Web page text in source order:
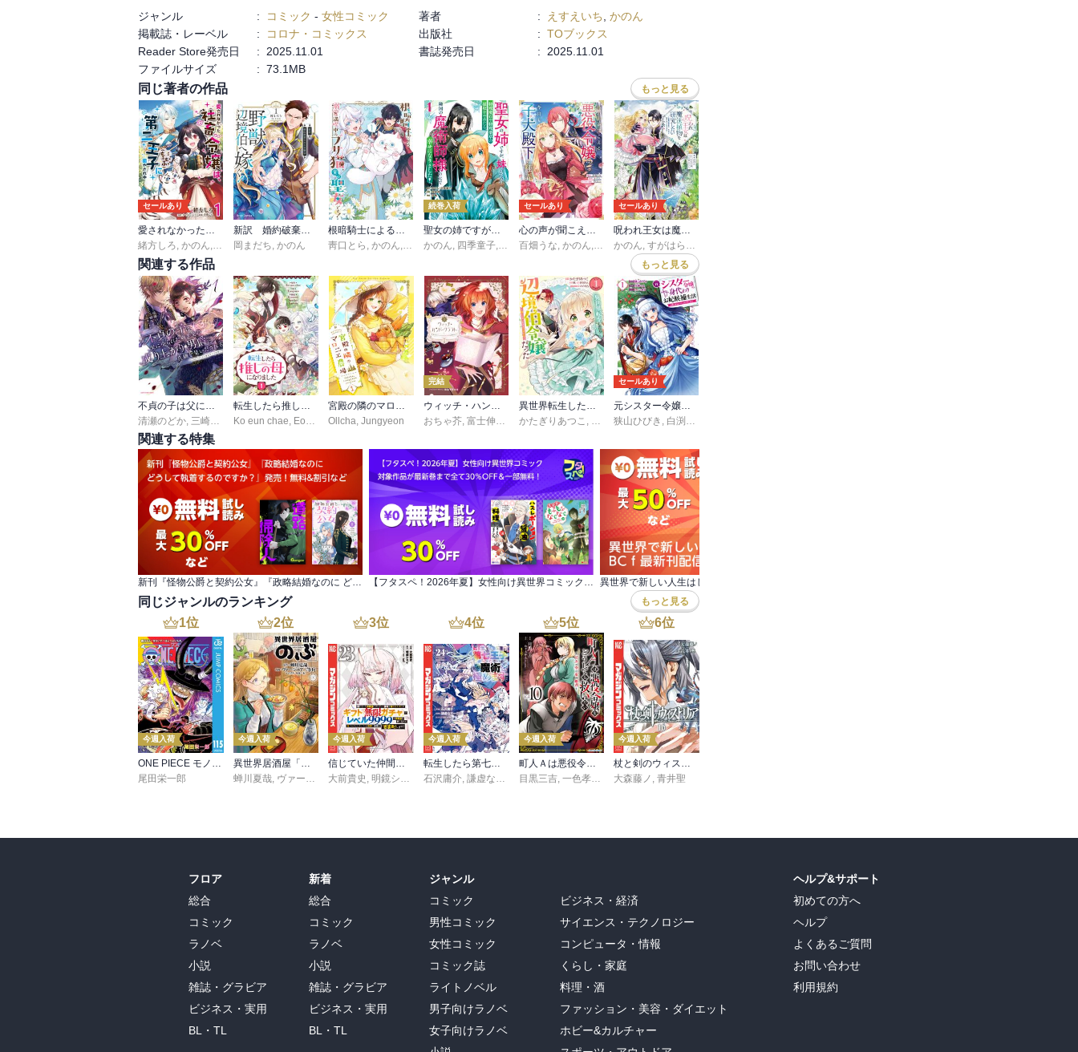
ジャンル : コミック - 女性コミック 著者 : えすえいち
かのん
掲載誌・レーベル
: コロナ・コミックス 出版社 : TOブックス
Reader Store発売日
: 2025.11.01 書誌発売日 :
2025.11.01
ファイルサイズ
: 73.1MB
同じ著者の作品 もっと見る
セールあり
愛されなかった社畜令嬢は、第二王子(もふもふ)に癒やされ中
緒方しろ, かのん, 牛野こも
新訳 婚約破棄された令嬢は野獣辺境伯へ嫁ぐ！【単行本】
岡まだち, かのん
根暗騎士による溺愛満喫中のブサ猫、実は聖女です！【単行本】
靑口とら ,かのん, ちょめ仔
続巻入荷
聖女の姉ですが、妹のための特殊魔石や特殊薬草の採取をやめたら、隣国の魔術師様の元で幸せになりました！（コミック）
かのん, 四季童子, 絵庭明,紗嶋
セールあり
心の声が聞こえる悪役令嬢は、今日も子犬殿下に翻弄される@COMIC
百畑うな, かのん, Shabon
セールあり
呪われ王女は魔法植物を研究したい
かのん,すがはら竜
関連する作品 もっと見る
不貞の子は父に売られた嫁ぎ先の成り上がり男爵に真価を見いだされる ～ロレッタと天才魔道具士の結婚～
清瀬のどか, 三崎ちさ 花染なぎさ
転生したら推しの母になりました
Ko eun chae, Eongsseu ,Gyammi,San-ho Eunsan
宮殿の隣のマロニエ農場
Ollcha,Jungyeon
完結
ウィッチ・ハンド・クラフト ～追放された王女ですが雑貨屋さん始めました～
おちゃ芥, 富士伸太 珠梨やすゆき
異世界転生したら辺境伯令嬢だった～推しと共に生きる辺境生活～@COMIC
かたぎりあつこ , 凪 針田りん,ののまろ
セールあり
元シスター令嬢の身代わりお妃候補生活 ～神様に無礼な人はこの私が許しません～
狭山ひびき , 白渕こみ
関連する特集
新刊『怪物公爵と契約公女』『政略結婚なのに どうして執着するのですか？』発売！無料&割引など 【フタスペ！2026年夏】女性向け異世界コミック 対象作品が最新巻まで全て30％OFF＆一部無料！
同じジャンルのランキング もっと見る
1位
今週入荷
尾田栄一郎
2位
今週入荷
蝉川夏哉, ヴァージニア二等兵 , 転
3位
今週入荷
大前貴史 ,明鏡シスイ ,ｔｅｆ
4位
今週入荷
転生したら第七王子だったので、気ままに魔術を極めます（２４）
石沢庸介 謙虚なサークル ,メル。
5位
今週入荷
町人Ａは悪役令嬢をどうしても救いたい ～どぶと空と氷の姫君～１０【電子書店共通特典イラスト付】
目黒三吉, 一色孝太郎 ,Parum
6位
今週入荷
大森藤ノ ,青井聖
フロア
総合
コミック
ラノベ
小説
雑誌・グラビア
ビジネス・実用
BL・TL
新着
総合
コミック
ラノベ
小説
雑誌・グラビア
ビジネス・実用
BL・TL
ジャンル
コミック
男性コミック
女性コミック
コミック誌
ライトノベル
男子向けラノベ
女子向けラノベ
ビジネス・経済
サイエンス・テクノロジー
コンピュータ・情報
くらし・家庭
料理・酒
ファッション・美容・ダイエット
ホビー&カルチャー
ヘルプ&サポート
初めての方へ
ヘルプ
よくあるご質問
お問い合わせ
利用規約